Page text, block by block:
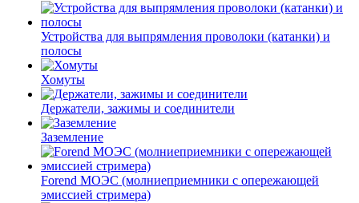
Устройства для выпрямления проволоки (катанки) и
полосы
Хомуты
Держатели, зажимы и соединители
Заземление
Forend МОЭС (молниеприемники с опережающей
эмиссией стримера)